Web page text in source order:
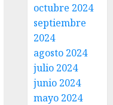
octubre 2024
septiembre
2024
agosto 2024
julio 2024
junio 2024
mayo 2024